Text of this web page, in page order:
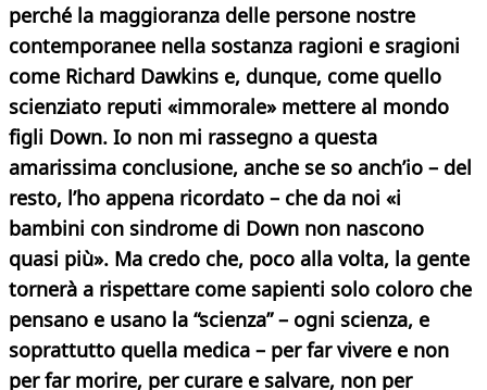
perché la maggioranza delle persone nostre
contemporanee nella sostanza ragioni e sragioni
come Richard Dawkins e, dunque, come quello
scienziato reputi «immorale» mettere al mondo
figli Down. Io non mi rassegno a questa
amarissima conclusione, anche se so anch’io – del
resto, l’ho appena ricordato – che da noi «i
bambini con sindrome di Down non nascono
quasi più». Ma credo che, poco alla volta, la gente
tornerà a rispettare come sapienti solo coloro che
pensano e usano la “scienza” – ogni scienza, e
soprattutto quella medica – per far vivere e non
per far morire, per curare e salvare, non per